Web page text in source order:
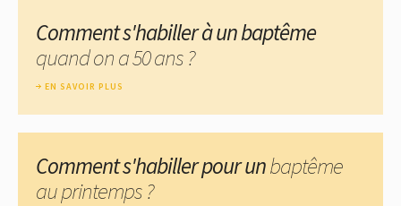
Comment s'habiller à un baptême
quand on a 50 ans ?
EN SAVOIR PLUS
Comment s'habiller pour unbaptême
au printemps ?